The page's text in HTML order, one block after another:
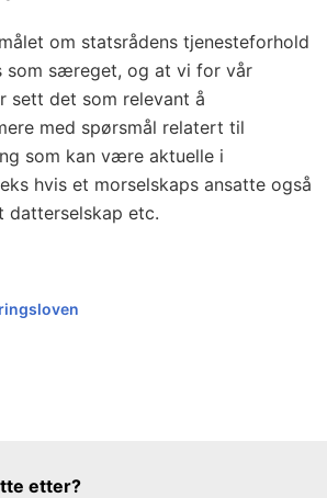
om statsrådens tjenesteforhold
som særeget, og at vi for vår
sett det som relevant å
med spørsmål relatert til
som kan være aktuelle i
hvis et morselskaps ansatte også
etc.
etter?